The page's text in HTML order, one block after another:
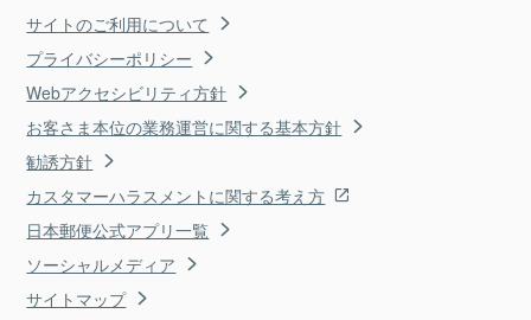
サイトのご利用について
プライバシーポリシー
Webアクセシビリティ方針
お客さま本位の業務運営に関する基本方針
勧誘方針
カスタマーハラスメントに関する考え方
日本郵便公式アプリ一覧
ソーシャルメディア
サイトマップ